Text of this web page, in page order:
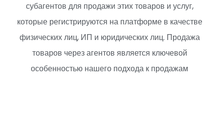
субагентов для продажи этих товаров и услуг,
которые регистрируются на платформе в качестве
физических лиц, ИП и юридических лиц. Продажа
товаров через агентов является ключевой
особенностью нашего подхода к продажам